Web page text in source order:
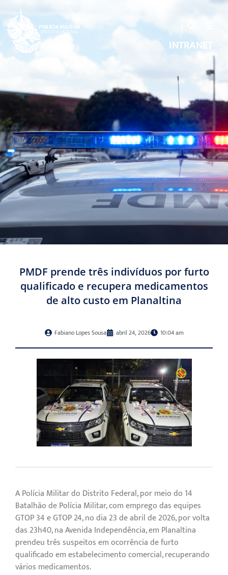
INTRANET
PMDF prende três indivíduos por furto
qualificado e recupera medicamentos
de alto custo em Planaltina
Fabiano Lopes Sousa abril 24, 2026 10:04 am
A Polícia Militar do Distrito Federal, por meio do 14º
Batalhão de Polícia Militar, com emprego das equipes
GTOP 34 e GTOP 24, no dia 23 de abril de 2026, por volta
das 23h40, na Avenida Independência, em Planaltina
prendeu três suspeitos em ocorrência de furto
qualificado em estabelecimento comercial, recuperando
vários medicamentos.